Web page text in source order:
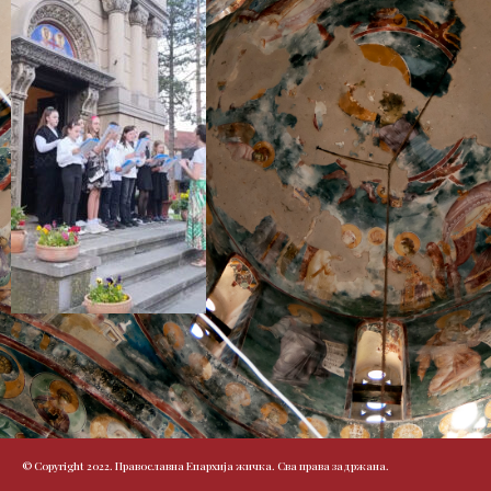
© Copyright 2022. Православна Епархија жичка. Сва права задржана.